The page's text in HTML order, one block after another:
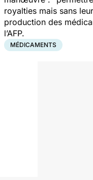
royalties mais sans
production des
l’AFP.
MÉDICAMENTS